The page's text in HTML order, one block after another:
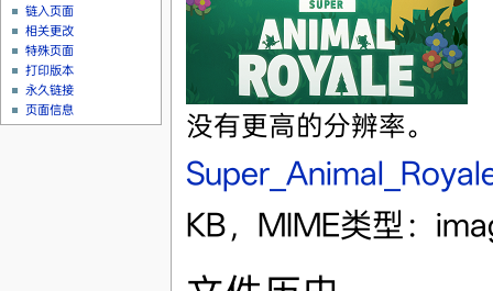
没有更高的分辨率。
KB，MIME类型：
链入页面
相关更改
特殊页面
打印版本
永久链接
页面信息